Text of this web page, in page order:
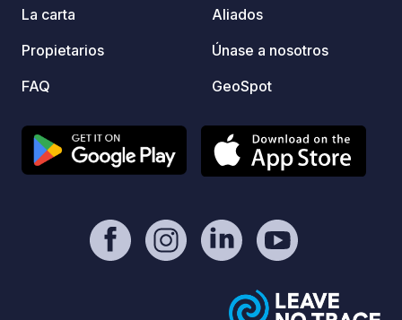
La carta
Propietarios
FAQ
Aliados
Únase a nosotros
GeoSpot